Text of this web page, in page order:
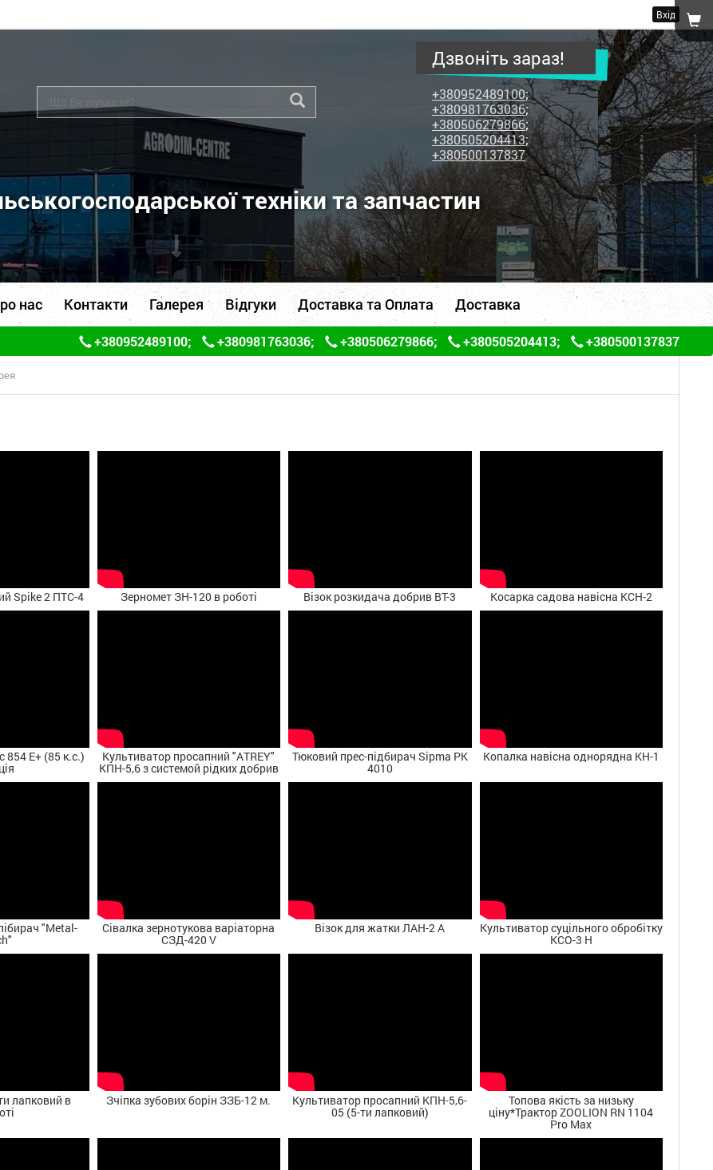
Вхід
Дзвоніть зараз!
+380952489100;
+380981763036;
+380506279866;
+380505204413;
+380500137837
техніки та запчастин
нас Контакти Галерея Відгуки Доставка та Оплата Доставка
+380952489100; +380981763036; +380506279866; +380505204413; +380500137837
Spike 2 ПТС-4 Зерномет ЗН-120 в роботі Візок розкидача добрив ВТ-3 Косарка садова навісна КСН-2
854 E+ (85 к.с.) Культиватор просапний "ATREY"
КПН-5,6 з системой рідких добрив
Тюковий прес-підбирач Sipma PK
4010
Копалка навісна однорядна КН-1
"Metal- Сівалка зернотукова варіаторна
СЗД-420 V
Візок для жатки ЛАН-2 А Культиватор суцільного обробітку
КСО-3 Н
лапковий в Зчіпка зубових борін ЗЗБ-12 м. Культиватор просапний КПН-5,6-
05 (5-ти лапковий)
Топова якість за низьку
ціну*Трактор ZOOLION RN 1104
Pro Max